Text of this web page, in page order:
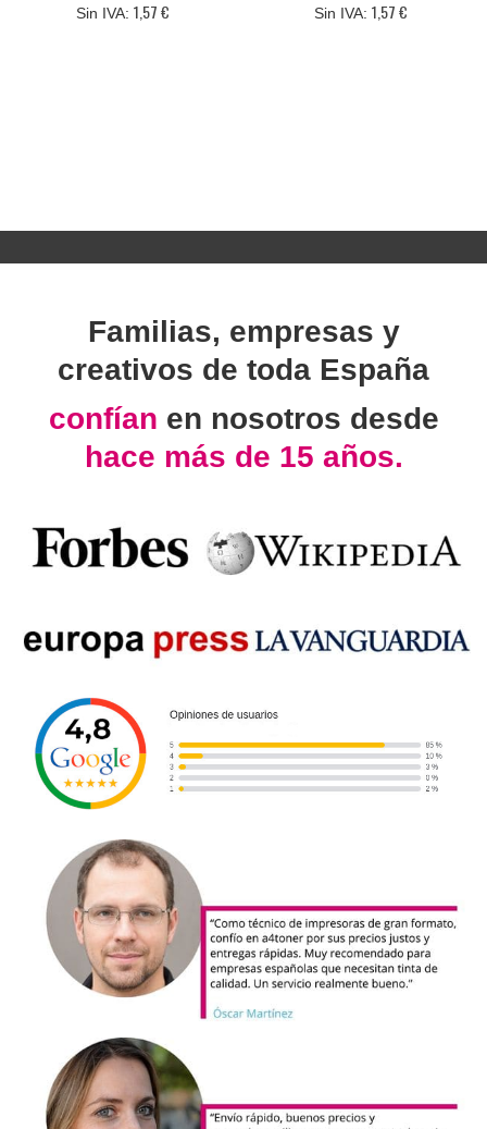
1,57 € 1,57 €
Familias, empresas y
creativos de toda España
confían en nosotros desde
hace más de 15 años.